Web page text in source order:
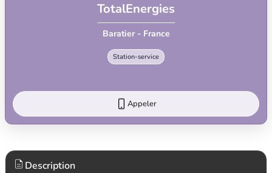
TotalEnergies
Baratier - France
Station-service
Appeler
Description